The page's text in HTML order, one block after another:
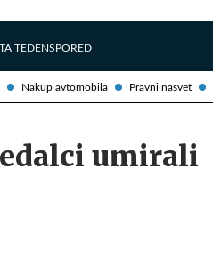
Nakup avtomobila Pravni nasvet
TA TEDENSPORED
umirali